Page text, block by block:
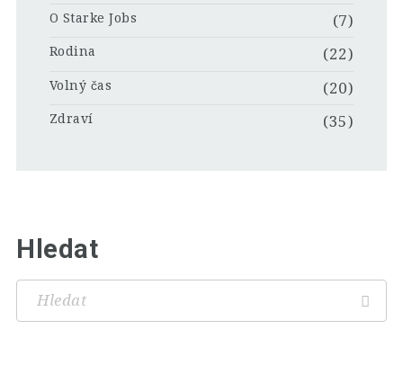
O Starke Jobs (7)
Rodina (22)
Volný čas (20)
Zdraví (35)
Hledat